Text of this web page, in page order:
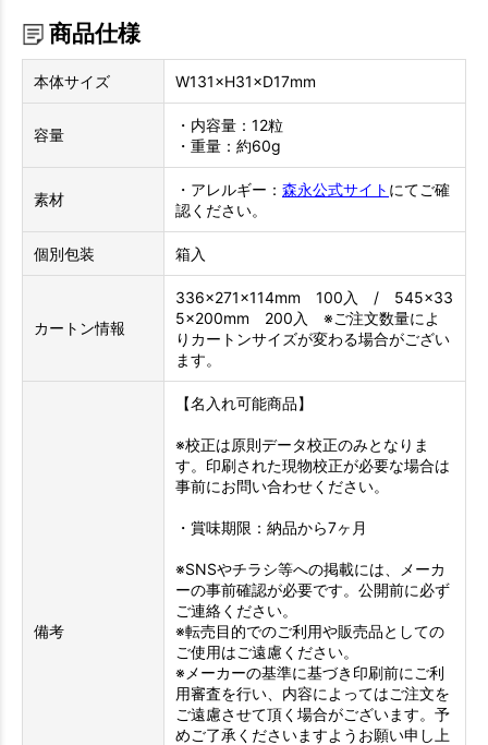
商品仕様
本体サイズ W131×H31×D17mm
容量
・内容量：12粒
・重量：約60g
素材
・アレルギー： 森永公式サイト にてご確
認ください。
個別包装 箱入
カートン情報
336×271×114mm 100入 / 545×33
5×200mm 200入 ※ご注文数量によ
りカートンサイズが変わる場合がござい
ます。
備考
【名入れ可能商品】
※校正は原則データ校正のみとなりま
す。印刷された現物校正が必要な場合は
事前にお問い合わせください。
・賞味期限：納品から7ヶ月
※SNSやチラシ等への掲載には、メーカ
ーの事前確認が必要です。公開前に必ず
ご連絡ください。
※転売目的でのご利用や販売品としての
ご使用はご遠慮ください。
※メーカーの基準に基づき印刷前にご利
用審査を行い、内容によってはご注文を
ご遠慮させて頂く場合がございます。予
めご了承くださいますようお願い申し上